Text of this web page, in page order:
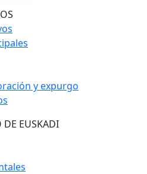
y expurgo
DE EUSKADI